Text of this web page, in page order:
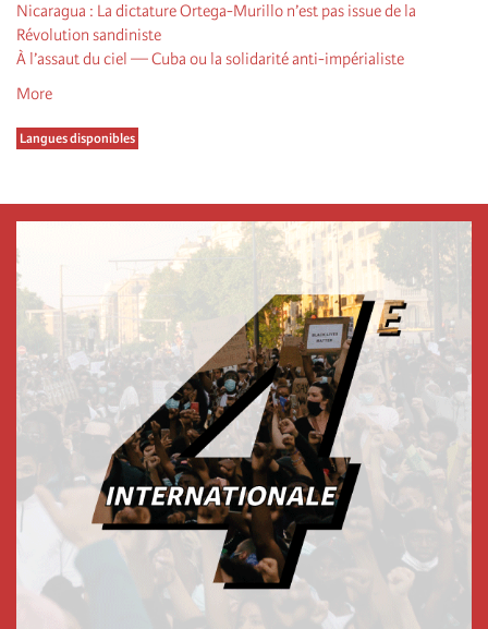
Nicaragua : La dictature Ortega-Murillo n’est pas issue de la
Révolution sandiniste
À l’assaut du ciel — Cuba ou la solidarité anti-impérialiste
More
Langues disponibles